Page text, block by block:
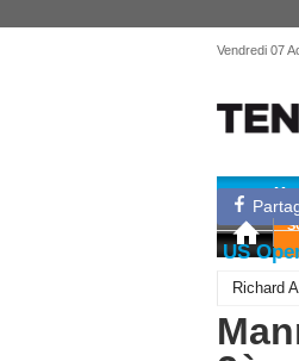
Vendredi 07
US
Richard